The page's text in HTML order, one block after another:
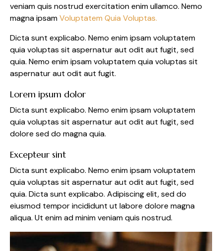
veniam quis nostrud exercitation enim ullamco. Nemo
magna ipsamVoluptatem Quia Voluptas.
Dicta sunt explicabo. Nemo enim ipsam voluptatem
quia voluptas sit aspernatur aut odit aut fugit, sed
quia. Nemo enim ipsam voluptatem quia voluptas sit
aspernatur aut odit aut fugit.
Lorem ipsum dolor
Dicta sunt explicabo. Nemo enim ipsam voluptatem
quia voluptas sit aspernatur aut odit aut fugit, sed
dolore sed do magna quia.
Excepteur sint
Dicta sunt explicabo. Nemo enim ipsam voluptatem
quia voluptas sit aspernatur aut odit aut fugit, sed
quia. Dicta sunt explicabo. Adipiscing elit, sed do
eiusmod tempor incididunt ut labore dolore magna
aliqua. Ut enim ad minim veniam quis nostrud.